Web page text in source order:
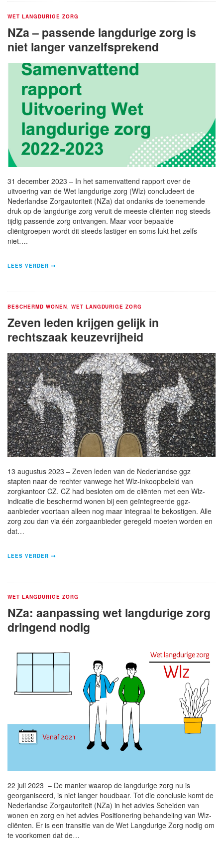
WET LANGDURIGE ZORG
NZa – passende langdurige zorg is
niet langer vanzelfsprekend
31 december 2023 – In het samenvattend rapport over de
uitvoering van de Wet langdurige zorg (Wlz) concludeert de
Nederlandse Zorgautoriteit (NZa) dat ondanks de toenemende
druk op de langdurige zorg veruit de meeste cliënten nog steeds
tijdig passende zorg ontvangen. Maar voor bepaalde
cliëntgroepen wordt dit steeds lastiger en soms lukt het zelfs
niet….
LEES VERDER
BESCHERMD WONEN, WET LANGDURIGE ZORG
Zeven leden krijgen gelijk in
rechtszaak keuzevrijheid
13 augustus 2023 – Zeven leden van de Nederlandse ggz
stapten naar de rechter vanwege het Wlz-inkoopbeleid van
zorgkantoor CZ. CZ had besloten om de cliënten met een Wlz-
indicatie die beschermd wonen bij een geïntegreerde ggz-
aanbieder voortaan alleen nog maar integraal te bekostigen. Alle
zorg zou dan via één zorgaanbieder geregeld moeten worden en
dat…
LEES VERDER
WET LANGDURIGE ZORG
NZa: aanpassing wet langdurige zorg
dringend nodig
22 juli 2023 – De manier waarop de langdurige zorg nu is
georganiseerd, is niet langer houdbaar. Tot die conclusie komt de
Nederlandse Zorgautoriteit (NZa) in het advies Scheiden van
wonen en zorg en het advies Positionering behandeling van Wlz-
cliënten. Er is een transitie van de Wet Langdurige Zorg nodig om
te voorkomen dat de…